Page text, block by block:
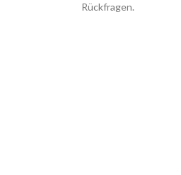
Rückfragen.